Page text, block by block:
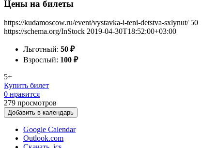
Цены на билеты
https://kudamoscow.ru/event/vystavka-i-teni-detstva-sxlynut/ 50
https://schema.org/InStock 2019-04-30T18:52:00+03:00
Льготный: 50 ₽
Взрослый: 100 ₽
5+
Купить билет
0 нравится
279 просмотров
Добавить в календарь
Google Calendar
Outlook.com